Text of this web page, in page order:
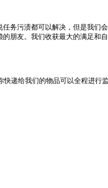
务污渍都可以解决，但是我们
朋友。我们收获最大的满足和
递给我们的物品可以全程进行